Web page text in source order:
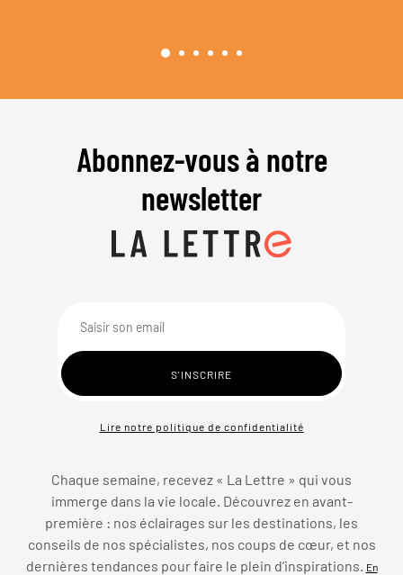
Abonnez-vous à notre
newsletter
Lire notre politique de confidentialité
Chaque semaine, recevez « La Lettre » qui vous
immerge dans la vie locale. Découvrez en avant-
première : nos éclairages sur les destinations, les
conseils de nos spécialistes, nos coups de cœur, et nos
dernières tendances pour faire le plein d’inspirations.
En